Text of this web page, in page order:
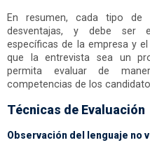
En resumen, cada tipo de
desventajas, y debe ser
específicas de la empresa y
que la entrevista sea un
permita evaluar de
competencias de los
Técnicas de Evaluación
Observación del lenguaje no